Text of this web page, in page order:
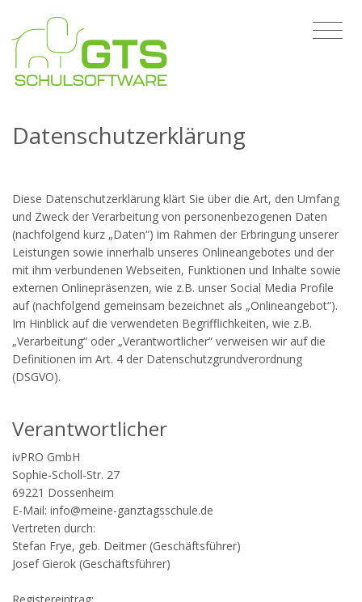
Datenschutzerklärung
Diese Datenschutzerklärung klärt Sie über die Art, den Umfang
und Zweck der Verarbeitung von personenbezogenen Daten
(nachfolgend kurz „Daten“) im Rahmen der Erbringung unserer
Leistungen sowie innerhalb unseres Onlineangebotes und der
mit ihm verbundenen Webseiten, Funktionen und Inhalte sowie
externen Onlinepräsenzen, wie z.B. unser Social Media Profile
auf (nachfolgend gemeinsam bezeichnet als „Onlineangebot“).
Im Hinblick auf die verwendeten Begrifflichkeiten, wie z.B.
„Verarbeitung“ oder „Verantwortlicher“ verweisen wir auf die
Definitionen im Art. 4 der Datenschutzgrundverordnung
(DSGVO).
Verantwortlicher
ivPRO GmbH
Sophie-Scholl-Str. 27
69221 Dossenheim
E-Mail: info@meine-ganztagsschule.de
Vertreten durch:
Stefan Frye, geb. Deitmer (Geschäftsführer)
Josef Gierok (Geschäftsführer)